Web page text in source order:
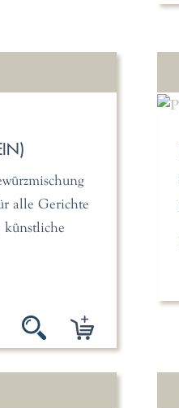
alle Gerichte
künstliche